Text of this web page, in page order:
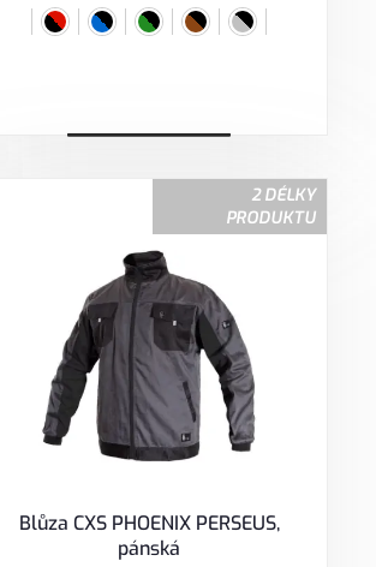
2 DÉLKY
PRODUKTU
Blůza CXS PHOENIX PERSEUS,
pánská